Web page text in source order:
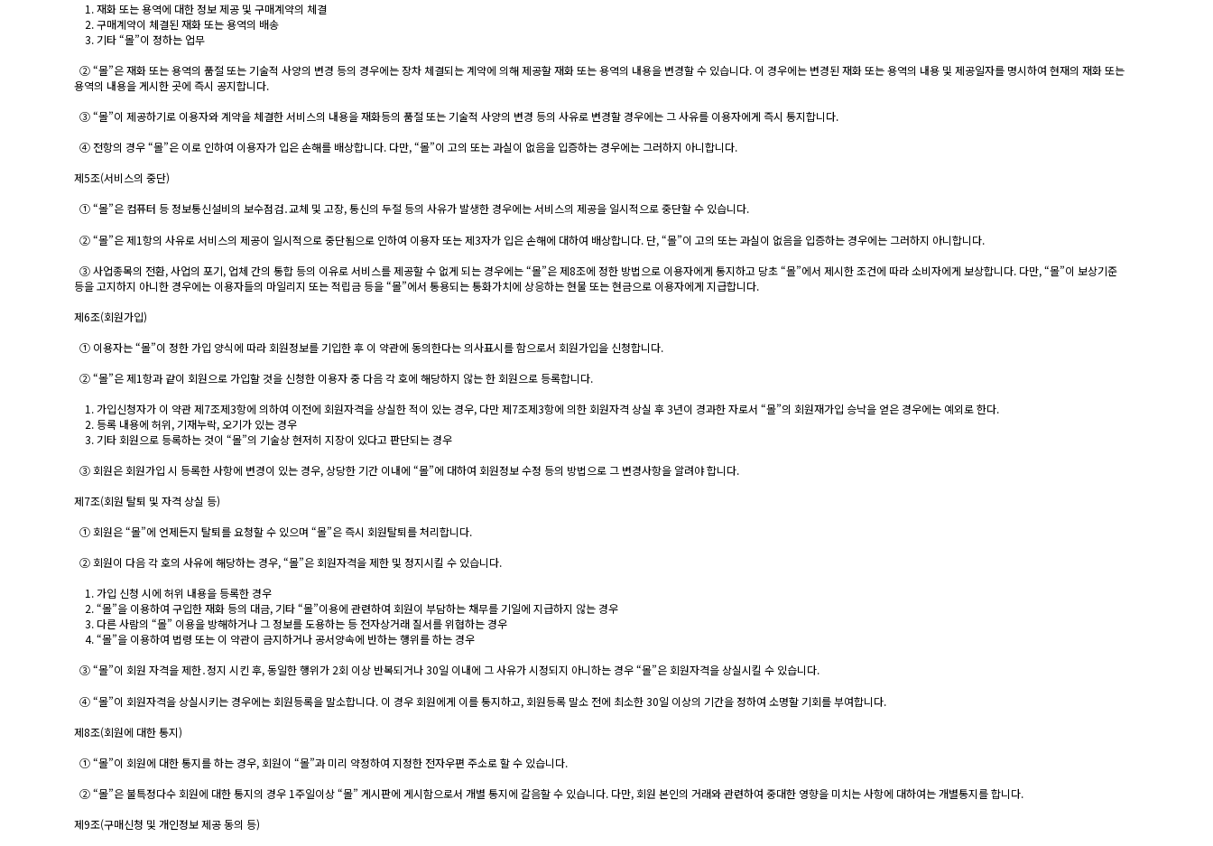
1. 재화 또는 용역에 대한 정보 제공 및 구매계약의 체결
2. 구매계약이 체결된 재화 또는 용역의 배송
3. 기타 “몰”이 정하는 업무
② “몰”은 재화 또는 용역의 품절 또는 기술적 사양의 변경 등의 경우에는 장차 체결되는 계약에 의해 제공할 재화 또는 용역의 내용을 변경할 수 있습니다. 이 경우에는 변경된 재화 또는 용역의 내용 및 제공일자를 명시하여 현재의 재화 또는
용역의 내용을 게시한 곳에 즉시 공지합니다.
③ “몰”이 제공하기로 이용자와 계약을 체결한 서비스의 내용을 재화등의 품절 또는 기술적 사양의 변경 등의 사유로 변경할 경우에는 그 사유를 이용자에게 즉시 통지합니다.
④ 전항의 경우 “몰”은 이로 인하여 이용자가 입은 손해를 배상합니다. 다만, “몰”이 고의 또는 과실이 없음을 입증하는 경우에는 그러하지 아니합니다.
제5조(서비스의 중단)
① “몰”은 컴퓨터 등 정보통신설비의 보수점검․교체 및 고장, 통신의 두절 등의 사유가 발생한 경우에는 서비스의 제공을 일시적으로 중단할 수 있습니다.
② “몰”은 제1항의 사유로 서비스의 제공이 일시적으로 중단됨으로 인하여 이용자 또는 제3자가 입은 손해에 대하여 배상합니다. 단, “몰”이 고의 또는 과실이 없음을 입증하는 경우에는 그러하지 아니합니다.
③ 사업종목의 전환, 사업의 포기, 업체 간의 통합 등의 이유로 서비스를 제공할 수 없게 되는 경우에는 “몰”은 제8조에 정한 방법으로 이용자에게 통지하고 당초 “몰”에서 제시한 조건에 따라 소비자에게 보상합니다. 다만, “몰”이 보상기준
등을 고지하지 아니한 경우에는 이용자들의 마일리지 또는 적립금 등을 “몰”에서 통용되는 통화가치에 상응하는 현물 또는 현금으로 이용자에게 지급합니다.
제6조(회원가입)
① 이용자는 “몰”이 정한 가입 양식에 따라 회원정보를 기입한 후 이 약관에 동의한다는 의사표시를 함으로서 회원가입을 신청합니다.
② “몰”은 제1항과 같이 회원으로 가입할 것을 신청한 이용자 중 다음 각 호에 해당하지 않는 한 회원으로 등록합니다.
1. 가입신청자가 이 약관 제7조제3항에 의하여 이전에 회원자격을 상실한 적이 있는 경우, 다만 제7조제3항에 의한 회원자격 상실 후 3년이 경과한 자로서 “몰”의 회원재가입 승낙을 얻은 경우에는 예외로 한다.
2. 등록 내용에 허위, 기재누락, 오기가 있는 경우
3. 기타 회원으로 등록하는 것이 “몰”의 기술상 현저히 지장이 있다고 판단되는 경우
③ 회원은 회원가입 시 등록한 사항에 변경이 있는 경우, 상당한 기간 이내에 “몰”에 대하여 회원정보 수정 등의 방법으로 그 변경사항을 알려야 합니다.
제7조(회원 탈퇴 및 자격 상실 등)
① 회원은 “몰”에 언제든지 탈퇴를 요청할 수 있으며 “몰”은 즉시 회원탈퇴를 처리합니다.
② 회원이 다음 각 호의 사유에 해당하는 경우, “몰”은 회원자격을 제한 및 정지시킬 수 있습니다.
1. 가입 신청 시에 허위 내용을 등록한 경우
2. “몰”을 이용하여 구입한 재화 등의 대금, 기타 “몰”이용에 관련하여 회원이 부담하는 채무를 기일에 지급하지 않는 경우
3. 다른 사람의 “몰” 이용을 방해하거나 그 정보를 도용하는 등 전자상거래 질서를 위협하는 경우
4. “몰”을 이용하여 법령 또는 이 약관이 금지하거나 공서양속에 반하는 행위를 하는 경우
③ “몰”이 회원 자격을 제한․정지 시킨 후, 동일한 행위가 2회 이상 반복되거나 30일 이내에 그 사유가 시정되지 아니하는 경우 “몰”은 회원자격을 상실시킬 수 있습니다.
④ “몰”이 회원자격을 상실시키는 경우에는 회원등록을 말소합니다. 이 경우 회원에게 이를 통지하고, 회원등록 말소 전에 최소한 30일 이상의 기간을 정하여 소명할 기회를 부여합니다.
제8조(회원에 대한 통지)
① “몰”이 회원에 대한 통지를 하는 경우, 회원이 “몰”과 미리 약정하여 지정한 전자우편 주소로 할 수 있습니다.
② “몰”은 불특정다수 회원에 대한 통지의 경우 1주일이상 “몰” 게시판에 게시함으로서 개별 통지에 갈음할 수 있습니다. 다만, 회원 본인의 거래와 관련하여 중대한 영향을 미치는 사항에 대하여는 개별통지를 합니다.
제9조(구매신청 및 개인정보 제공 동의 등)